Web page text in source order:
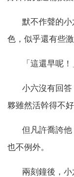
默不作聲的小
色，似乎還有些
「這還早呢！
小六沒有回答
夥雖然活幹得不
但凡許喬誇他
也不例外。
兩刻鐘後，小